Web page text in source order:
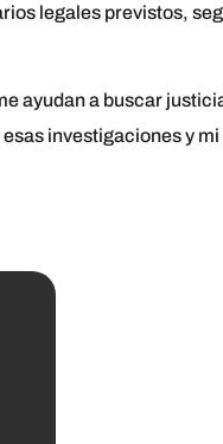
legales previstos,
ayudan a buscar
investigaciones y mi